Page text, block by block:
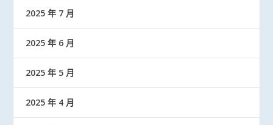
2025 年 7 月
2025 年 6 月
2025 年 5 月
2025 年 4 月